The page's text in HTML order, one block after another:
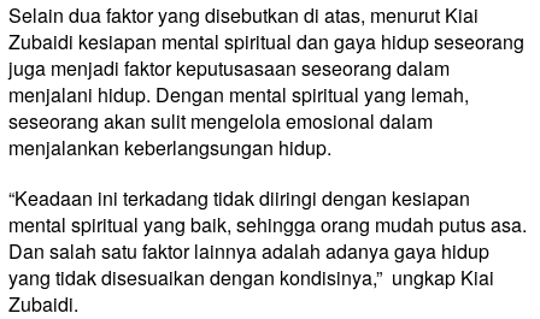
Selain dua faktor yang disebutkan di atas, menurut Kiai
Zubaidi kesiapan mental spiritual dan gaya hidup seseorang
juga menjadi faktor keputusasaan seseorang dalam
menjalani hidup. Dengan mental spiritual yang lemah,
seseorang akan sulit mengelola emosional dalam
menjalankan keberlangsungan hidup.
“Keadaan ini terkadang tidak diiringi dengan kesiapan
mental spiritual yang baik, sehingga orang mudah putus asa.
Dan salah satu faktor lainnya adalah adanya gaya hidup
yang tidak disesuaikan dengan kondisinya,” ungkap Kiai
Zubaidi.